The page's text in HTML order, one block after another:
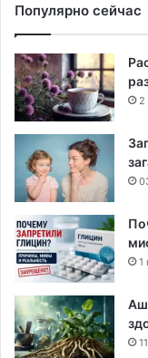
Популярно сейчас
2
1